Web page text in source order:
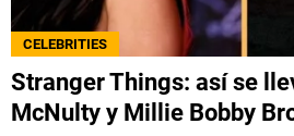
CELEBRITIES
Stranger Things: así se
McNulty y Millie Bobby